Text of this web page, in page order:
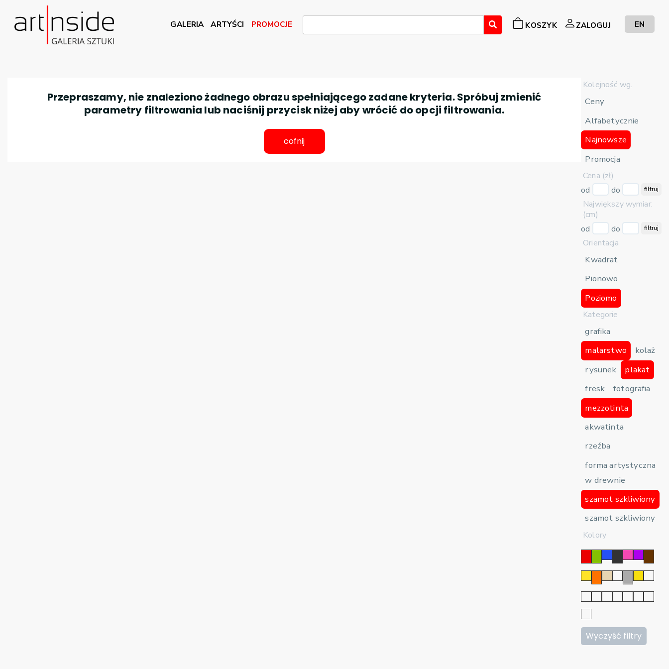
GALERIA ARTYŚCI PROMOCJE KOSZYK ZALOGUJ EN
Kolejność wg.
Ceny
Alfabetycznie
Najnowsze
Promocja
Cena (zł)
od
do filtruj
Największy wymiar:
(cm)
od
do filtruj
Orientacja
Kwadrat
Pionowo
Poziomo
Kategorie
grafika
malarstwo
kolaż
rysunek
plakat
fresk
fotografia
mezzotinta
akwatinta
rzeźba
forma artystyczna
w drewnie
szamot szkliwiony
szamot szkliwiony
Kolory
Wyczyść filtry
Przepraszamy, nie znaleziono żadnego obrazu spełniającego zadane kryteria. Spróbuj zmienić
parametry filtrowania lub naciśnij przycisk niżej aby wrócić do opcji filtrowania.
cofnij